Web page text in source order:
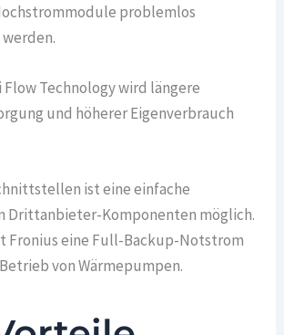
problemlos
Technology wird längere
und höherer Eigenverbrauch
ist eine einfache
Drittanbieter-Komponenten möglich.
Fronius eine Full-Backup-Notstrom
von Wärmepumpen.